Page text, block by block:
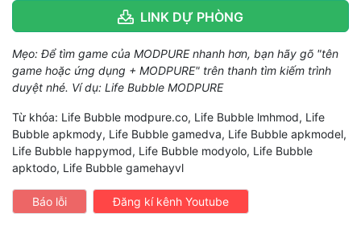
LINK DỰ PHÒNG
Mẹo: Để tìm game của MODPURE nhanh hơn, bạn hãy gõ "tên
game hoặc ứng dụng + MODPURE" trên thanh tìm kiếm trình
duyệt nhé. Ví dụ: Life Bubble MODPURE
Từ khóa: Life Bubble modpure.co, Life Bubble lmhmod, Life
Bubble apkmody, Life Bubble gamedva, Life Bubble apkmodel,
Life Bubble happymod, Life Bubble modyolo, Life Bubble
apktodo, Life Bubble gamehayvl
Báo lỗi Đăng kí kênh Youtube